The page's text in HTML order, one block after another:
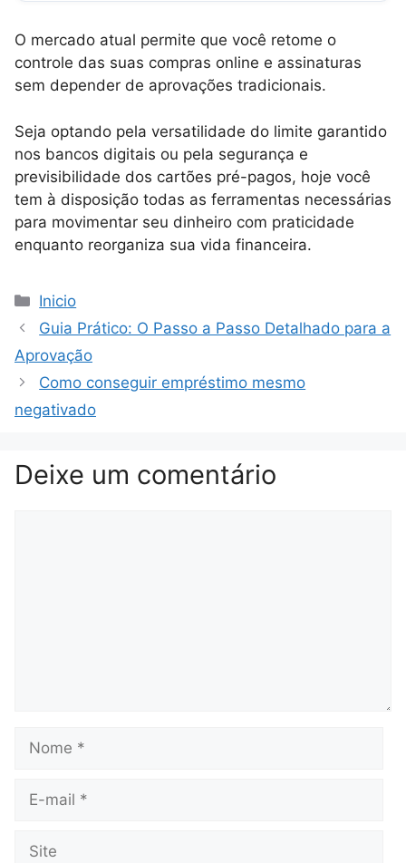
O mercado atual permite que você retome o
controle das suas compras online e assinaturas
sem depender de aprovações tradicionais.
Seja optando pela versatilidade do limite garantido
nos bancos digitais ou pela segurança e
previsibilidade dos cartões pré-pagos, hoje você
tem à disposição todas as ferramentas necessárias
para movimentar seu dinheiro com praticidade
enquanto reorganiza sua vida financeira.
Categorias
Inicio
Guia Prático: O Passo a Passo Detalhado para a
Aprovação
Como conseguir empréstimo mesmo
negativado
Deixe um comentário
mail